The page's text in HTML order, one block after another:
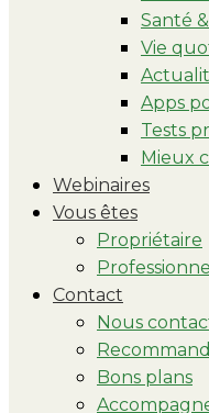
Santé
Vie
Apps
Tests
Mieux
Webinaires
Vous êtes
Propriétaire
Professionnel
Contact
Nous
Bons plans